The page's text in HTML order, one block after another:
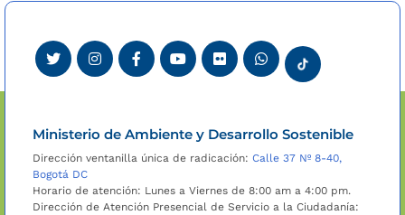
Ministerio de Ambiente y Desarrollo Sostenible
Dirección ventanilla única de radicación: Calle 37 Nº 8-40,
Bogotá DC
Horario de atención: Lunes a Viernes de 8:00 am a 4:00 pm.
Dirección de Atención Presencial de Servicio a la Ciudadanía: